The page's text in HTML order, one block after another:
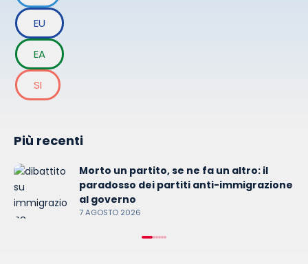
EU
EA
SI
Più recenti
Morto un partito, se ne fa un altro: il
paradosso dei partiti anti-immigrazione
al governo
7 AGOSTO 2026